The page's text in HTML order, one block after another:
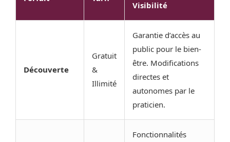
Visibilité
Découverte
Gratuit
&
Illimité
Garantie d’accès au
public pour le bien-
être. Modifications
directes et
autonomes par le
praticien.
Fonctionnalités